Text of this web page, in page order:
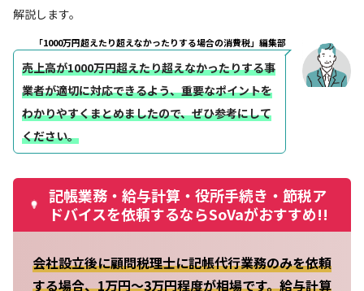
解説します。
「1000万円超えたり超えなかったりする場合の消費税」編集部
売上高が1000万円超えたり超えなかったりする事
業者が適切に対応できるよう、重要なポイントを
わかりやすくまとめましたので、ぜひ参考にして
ください。
記帳業務・給与計算・役所手続き・節税ア
ドバイスを依頼するならSoVaがおすすめ!!
会社設立後に顧問税理士に記帳代行業務のみを依頼
する場合、1万円～3万円程度が相場です。給与計算